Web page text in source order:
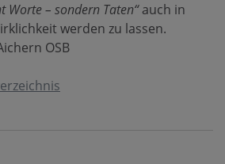
Worte – sondern Taten“auch in
werden zu lassen.
OSB